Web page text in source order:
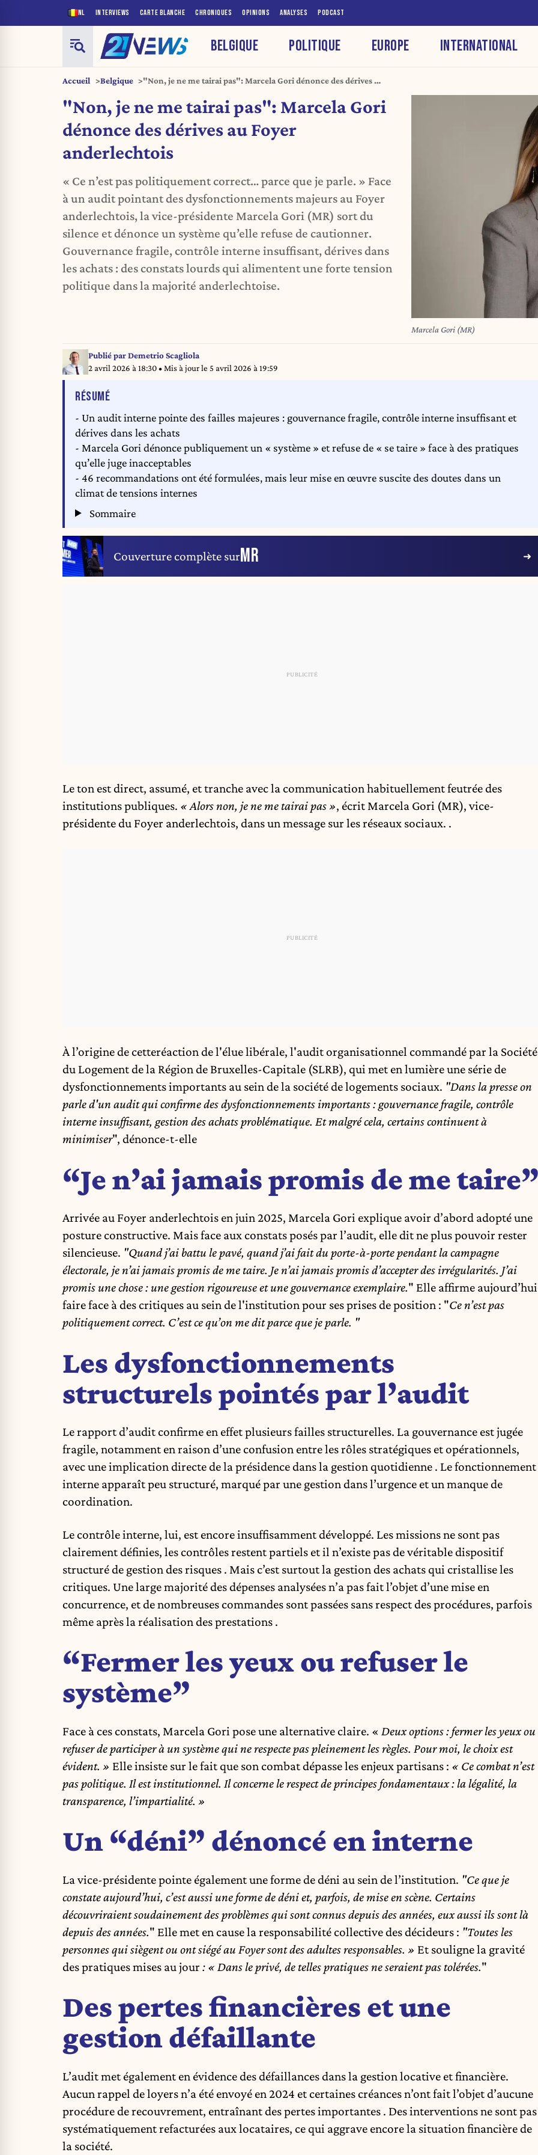
NL INTERVIEWS CARTE BLANCHE CHRONIQUES OPINIONS ANALYSES PODCAST
BELGIQUE POLITIQUE EUROPE INTERNATIONAL
Accueil Belgique
"Non, je ne me tairai pas": Marcela Gori dénonce des dérives au
"Non, je ne me tairai pas": Marcela Gori
dénonce des dérives au Foyer
anderlechtois
« Ce n’est pas politiquement correct… parce que je parle. » Face
à un audit pointant des dysfonctionnements majeurs au Foyer
anderlechtois, la vice-présidente Marcela Gori (MR) sort du
silence et dénonce un système qu’elle refuse de cautionner.
Gouvernance fragile, contrôle interne insuffisant, dérives dans
les achats : des constats lourds qui alimentent une forte tension
politique dans la majorité anderlechtoise.
Marcela Gori (MR)
Publié parDemetrio Scagliola
2 avril 2026 à 18:30• Mis à jour le 5 avril 2026 à 19:59
RÉSUMÉDE L'ARTICLE
- Un audit interne pointe des failles majeures : gouvernance fragile, contrôle interne insuffisant et
dérives dans les achats
- Marcela Gori dénonce publiquement un « système » et refuse de « se taire » face à des pratiques
qu’elle juge inacceptables
- 46 recommandations ont été formulées, mais leur mise en œuvre suscite des doutes dans un
climat de tensions internes
Sommaire
Couverture complète surMR
Le ton est direct, assumé, et tranche avec la communication habituellement feutrée des
institutions publiques. « Alors non, je ne me tairai pas », écrit Marcela Gori (MR), vice-
présidente du Foyer anderlechtois, dans un message sur les réseaux sociaux. .
À l’origine de cetteréaction de l'élue libérale, l'audit organisationnel commandé par la Société
du Logement de la Région de Bruxelles-Capitale (SLRB), qui met en lumière une série de
dysfonctionnements importants au sein de la société de logements sociaux. "Dans la presse on
parle d'un audit qui confirme des dysfonctionnements importants : gouvernance fragile, contrôle
interne insuffisant, gestion des achats problématique. Et malgré cela, certains continuent à
minimiser", dénonce-t-elle
“Je n’ai jamais promis de me
Arrivée au Foyer anderlechtois en juin 2025, Marcela Gori explique avoir d’abord adopté une
posture constructive. Mais face aux constats posés par l’audit, elle dit ne plus pouvoir rester
silencieuse. "Quand j’ai battu le pavé, quand j’ai fait du porte-à-porte pendant la campagne
électorale, je n’ai jamais promis de me taire. Je n’ai jamais promis d’accepter des irrégularités. J’ai
promis une chose : une gestion rigoureuse et une gouvernance exemplaire." Elle affirme aujourd’hui
faire face à des critiques au sein de l'institution pour ses prises de position : "Ce n’est pas
politiquement correct. C’est ce qu’on me dit parce que je parle. "
Les dysfonctionnements
structurels pointés par l’audit
Le rapport d’audit confirme en effet plusieurs failles structurelles. La gouvernance est jugée
fragile, notamment en raison d’une confusion entre les rôles stratégiques et opérationnels,
avec une implication directe de la présidence dans la gestion quotidienne . Le fonctionnement
interne apparaît peu structuré, marqué par une gestion dans l’urgence et un manque de
coordination.
Le contrôle interne, lui, est encore insuffisamment développé. Les missions ne sont pas
clairement définies, les contrôles restent partiels et il n’existe pas de véritable dispositif
structuré de gestion des risques . Mais c’est surtout la gestion des achats qui cristallise les
critiques. Une large majorité des dépenses analysées n’a pas fait l’objet d’une mise en
concurrence, et de nombreuses commandes sont passées sans respect des procédures, parfois
même après la réalisation des prestations .
“Fermer les yeux ou refuser le
système”
Face à ces constats, Marcela Gori pose une alternative claire. « Deux options : fermer les yeux ou
refuser de participer à un système qui ne respecte pas pleinement les règles. Pour moi, le choix est
évident. » Elle insiste sur le fait que son combat dépasse les enjeux partisans : « Ce combat n’est
pas politique. Il est institutionnel. Il concerne le respect de principes fondamentaux : la légalité, la
transparence, l’impartialité. »
Un “déni” dénoncé en interne
La vice-présidente pointe également une forme de déni au sein de l’institution. "Ce que je
constate aujourd’hui, c’est aussi une forme de déni et, parfois, de mise en scène. Certains
découvriraient soudainement des problèmes qui sont connus depuis des années, eux aussi ils sont là
depuis des années." Elle met en cause la responsabilité collective des décideurs : "Toutes les
personnes qui siègent ou ont siégé au Foyer sont des adultes responsables. » Et souligne la gravité
des pratiques mises au jour : « Dans le privé, de telles pratiques ne seraient pas tolérées."
Des pertes financières et une
gestion défaillante
L’audit met également en évidence des défaillances dans la gestion locative et financière.
Aucun rappel de loyers n’a été envoyé en 2024 et certaines créances n’ont fait l’objet d’aucune
procédure de recouvrement, entraînant des pertes importantes . Des interventions ne sont pas
systématiquement refacturées aux locataires, ce qui aggrave encore la situation financière de
la société.